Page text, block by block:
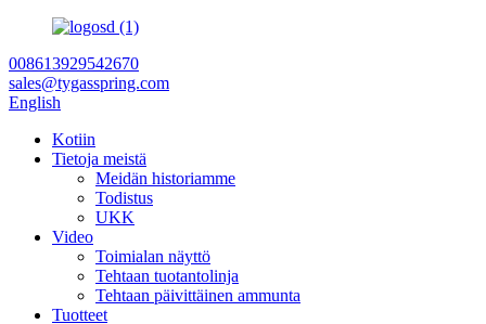
008613929542670
sales@tygasspring.com
English
Kotiin
Tietoja meistä
Meidän historiamme
Todistus
UKK
Video
Toimialan näyttö
Tehtaan tuotantolinja
Tehtaan päivittäinen ammunta
Tuotteet